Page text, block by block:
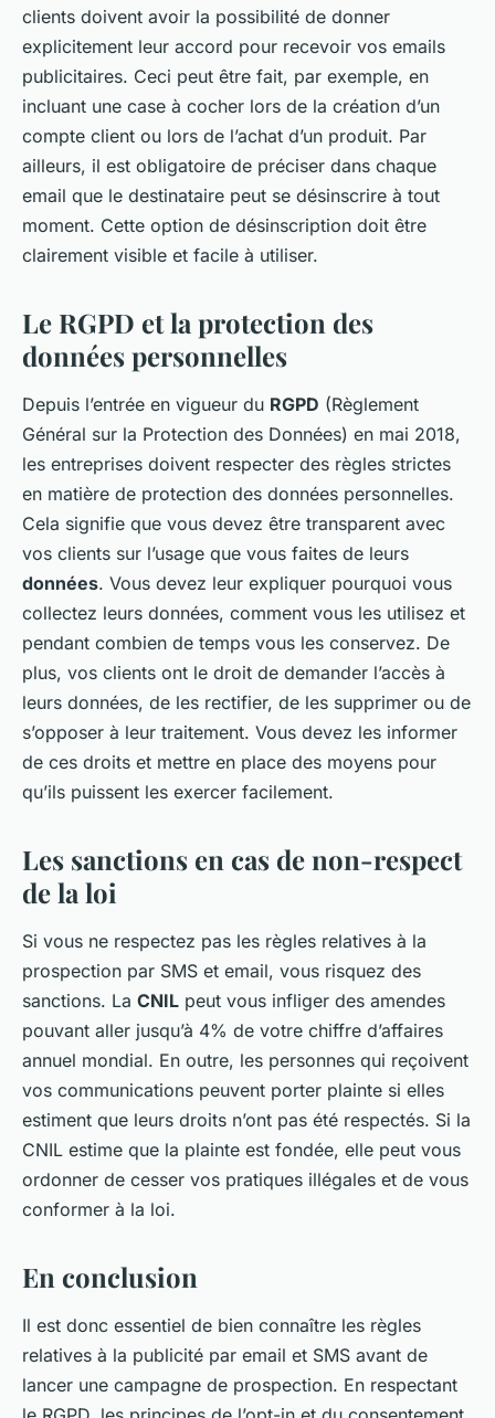
clients doivent avoir la possibilité de donner
explicitement leur accord pour recevoir vos emails
publicitaires. Ceci peut être fait, par exemple, en
incluant une case à cocher lors de la création d’un
compte client ou lors de l’achat d’un produit. Par
ailleurs, il est obligatoire de préciser dans chaque
email que le destinataire peut se désinscrire à tout
moment. Cette option de désinscription doit être
clairement visible et facile à utiliser.
Le RGPD et la protection des
données personnelles
Depuis l’entrée en vigueur du RGPD (Règlement
Général sur la Protection des Données) en mai 2018,
les entreprises doivent respecter des règles strictes
en matière de protection des données personnelles.
Cela signifie que vous devez être transparent avec
vos clients sur l’usage que vous faites de leurs
données. Vous devez leur expliquer pourquoi vous
collectez leurs données, comment vous les utilisez et
pendant combien de temps vous les conservez. De
plus, vos clients ont le droit de demander l’accès à
leurs données, de les rectifier, de les supprimer ou de
s’opposer à leur traitement. Vous devez les informer
de ces droits et mettre en place des moyens pour
qu’ils puissent les exercer facilement.
Les sanctions en cas de non-respect
de la loi
Si vous ne respectez pas les règles relatives à la
prospection par SMS et email, vous risquez des
sanctions. La CNIL peut vous infliger des amendes
pouvant aller jusqu’à 4% de votre chiffre d’affaires
annuel mondial. En outre, les personnes qui reçoivent
vos communications peuvent porter plainte si elles
estiment que leurs droits n’ont pas été respectés. Si la
CNIL estime que la plainte est fondée, elle peut vous
ordonner de cesser vos pratiques illégales et de vous
conformer à la loi.
En conclusion
Il est donc essentiel de bien connaître les règles
relatives à la publicité par email et SMS avant de
lancer une campagne de prospection. En respectant